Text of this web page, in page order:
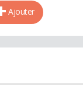
Ajouter